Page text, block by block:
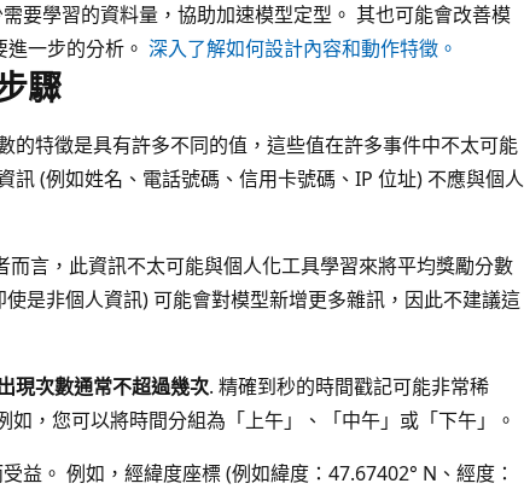
要學習的資料量，協助加速模型定型。 其也可能會改善模
一步的分析。 深入了解如何設計內容和動作特徵。
驟
的特徵是具有許多不同的值，這些值在許多事件中不太可能
訊 (例如姓名、電話號碼、信用卡號碼、IP 位址) 不應與個人
而言，此資訊不太可能與個人化工具學習來將平均獎勵分數
是非個人資訊) 可能會對模型新增更多雜訊，因此不建議這
現次數通常不超過幾次. 精確到秒的時間戳記可能非常稀
如，您可以將時間分組為「上午」、「中午」或「下午」。
益。 例如，經緯度座標 (例如緯度：47.67402° N、經度：